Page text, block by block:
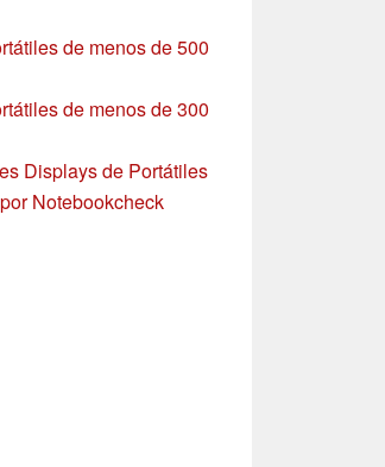
de menos de 500
de menos de 300
Displays de Portátiles
Notebookcheck